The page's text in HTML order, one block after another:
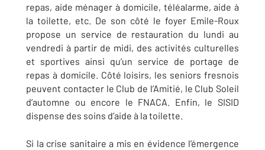
repas, aide ménager à domicile, téléalarme, aide à
la toilette, etc. De son côté le foyer Emile-Roux
propose un service de restauration du lundi au
vendredi à partir de midi, des activités culturelles
et sportives ainsi qu’un service de portage de
repas à domicile. Côté loisirs, les seniors fresnois
peuvent contacter le Club de l’Amitié, le Club Soleil
d’automne ou encore le FNACA. Enfin, le SISID
dispense des soins d’aide à la toilette.
Si la crise sanitaire a mis en évidence l’émergence